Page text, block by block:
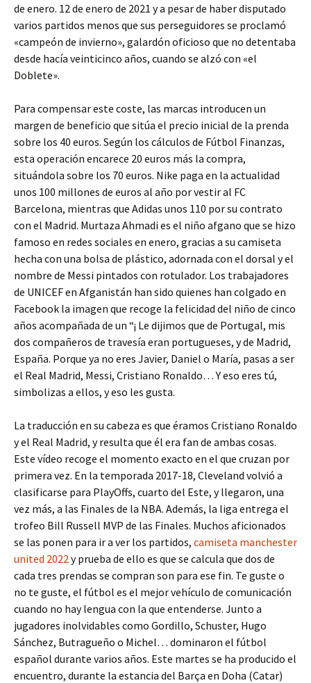
de enero. 12 de enero de 2021 y a pesar de haber disputado
varios partidos menos que sus perseguidores se proclamó
«campeón de invierno», galardón oficioso que no detentaba
desde hacía veinticinco años, cuando se alzó con «el
Doblete».
Para compensar este coste, las marcas introducen un
margen de beneficio que sitúa el precio inicial de la prenda
sobre los 40 euros. Según los cálculos de Fútbol Finanzas,
esta operación encarece 20 euros más la compra,
situándola sobre los 70 euros. Nike paga en la actualidad
unos 100 millones de euros al año por vestir al FC
Barcelona, mientras que Adidas unos 110 por su contrato
con el Madrid. Murtaza Ahmadi es el niño afgano que se hizo
famoso en redes sociales en enero, gracias a su camiseta
hecha con una bolsa de plástico, adornada con el dorsal y el
nombre de Messi pintados con rotulador. Los trabajadores
de UNICEF en Afganistán han sido quienes han colgado en
Facebook la imagen que recoge la felicidad del niño de cinco
años acompañada de un “¡ Le dijimos que de Portugal, mis
dos compañeros de travesía eran portugueses, y de Madrid,
España. Porque ya no eres Javier, Daniel o María, pasas a ser
el Real Madrid, Messi, Cristiano Ronaldo… Y eso eres tú,
simbolizas a ellos, y eso les gusta.
La traducción en su cabeza es que éramos Cristiano Ronaldo
y el Real Madrid, y resulta que él era fan de ambas cosas.
Este vídeo recoge el momento exacto en el que cruzan por
primera vez. En la temporada 2017-18, Cleveland volvió a
clasificarse para PlayOffs, cuarto del Este, y llegaron, una
vez más, a las Finales de la NBA. Además, la liga entrega el
trofeo Bill Russell MVP de las Finales. Muchos aficionados
se las ponen para ir a ver los partidos, camiseta manchester
united 2022y prueba de ello es que se calcula que dos de
cada tres prendas se compran son para ese fin. Te guste o
no te guste, el fútbol es el mejor vehículo de comunicación
cuando no hay lengua con la que entenderse. Junto a
jugadores inolvidables como Gordillo, Schuster, Hugo
Sánchez, Butragueño o Michel… dominaron el fútbol
español durante varios años. Este martes se ha producido el
encuentro, durante la estancia del Barça en Doha (Catar)